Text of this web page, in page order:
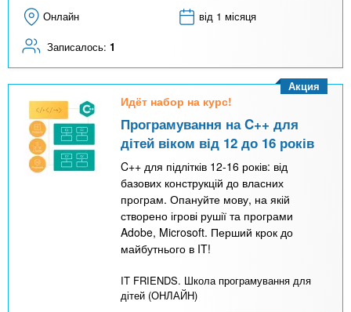
Онлайн від 1 місяця
Записалось: 1
Идёт набор на курс!
Програмування на C++ для
дітей віком від 12 до 16 років
C++ для підлітків 12-16 років: від
базових конструкцій до власних
програм. Опануйте мову, на якій
створено ігрові рушії та програми
Adobe, Microsoft. Перший крок до
майбутнього в IT!
IT FRIENDS. Школа програмування для
дітей (ОНЛАЙН)
Акция